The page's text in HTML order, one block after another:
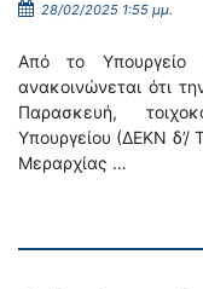
28/02/2025 1:55 μμ.
Από το Υπουργείο
ανακοινώνεται ότι
Παρασκευή,
Υπουργείου (ΔΕΚΝ
Μεραρχίας …